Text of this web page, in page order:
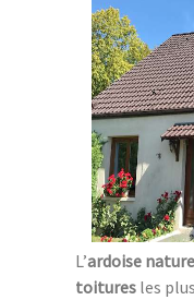
L’ardoise
toitures les